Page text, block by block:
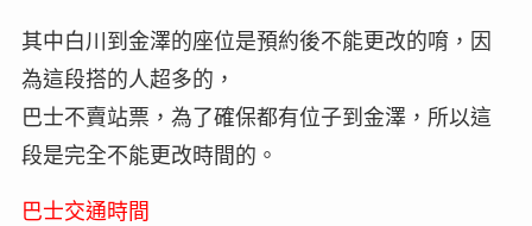
其中白川到金澤的座位是預約後不能更改的唷，因
為這段搭的人超多的，
巴士不賣站票，為了確保都有位子到金澤，所以這
段是完全不能更改時間的。
巴士交通時間